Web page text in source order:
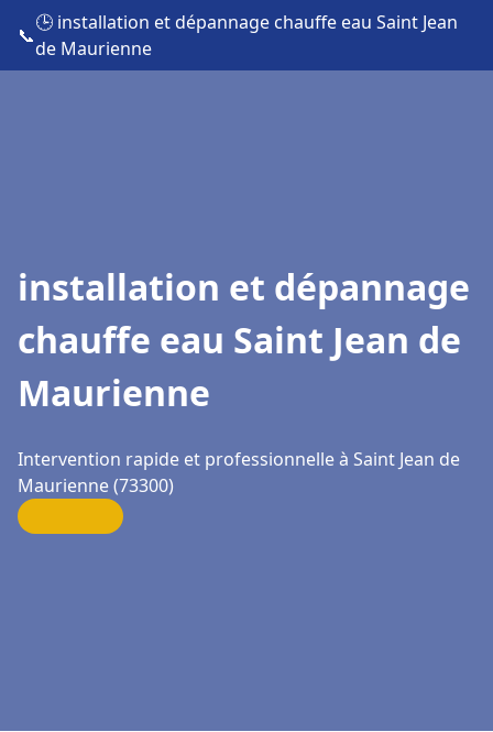
📞
🕒 installation et dépannage chauffe eau Saint Jean
de Maurienne
installation et dépannage
chauffe eau Saint Jean de
Maurienne
Intervention rapide et professionnelle à Saint Jean de
Maurienne (73300)